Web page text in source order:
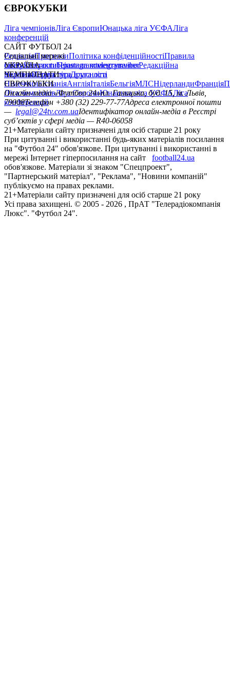
ЄВРОКУБКИ
Ліга чемпіонівЛіга ЄвропиЮнацька ліга УЄФАЛіга
конференцій
САЙТ ФУТБОЛ 24
РедакціяПрогнозиПолітика конфіденційностіПравила
сайтуКонтактиПравила коментуванняРедакційна
політикаСтруктура власності
Соціальні мережі
facebookxyoutubeinstagramtelegramviber
УКРАЇНА
УкраїнаПерша лігаДруга ліга
ЧЕМПІОНАТИ
НімеччинаІспаніяАнгліяІталіяБельгіяМЛСНідерландиФранція
ЄВРОКУБКИ
Ліга чемпіонівЛіга ЄвропиЮнацька ліга УЄФАЛіга
конференцій
Онлайн-медіа «Футбол 24»пл. Галицька, буд. 15, м. Львів,
79008Телефон +380 (32) 229-77-77Адреса електронної пошти
— legal@24tv.com.uaІдентифікатор онлайн-медіа в Реєстрі
суб’єктів у сфері медіа — R40-06058
21+Матеріали сайту призначені для осіб старше 21 року
При цитуванні і використанні будь-яких матеріалів посилання
на "Футбол 24" обов'язкове. При цитуванні і використанні в
мережі Інтернет гіперпосилання на сайт
football24.ua
обов'язкове. Матеріали зі знаком "Спецпроект",
"Партнерський матеріал", "Реклама", "Новини компаній"
публікуємо на правах реклами.
21+Матеріали сайту призначені для осіб старше 21 року
Усi права захищенi. © 2005 - 2026 , ПрАТ "Телерадіокомпанія
Люкс". "Футбол 24".